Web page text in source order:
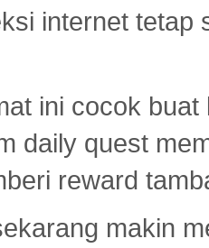
internet tetap
ini cocok
daily quest
reward
makin